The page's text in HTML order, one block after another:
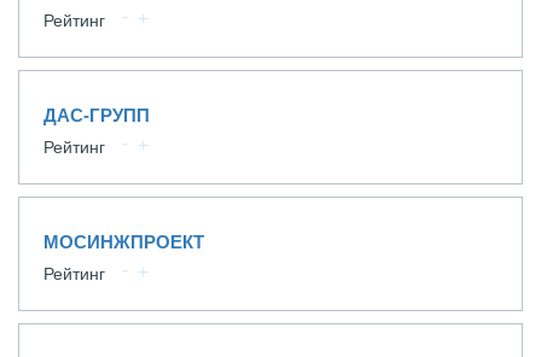
Рейтинг
ДАС-ГРУПП
Рейтинг
МОСИНЖПРОЕКТ
Рейтинг